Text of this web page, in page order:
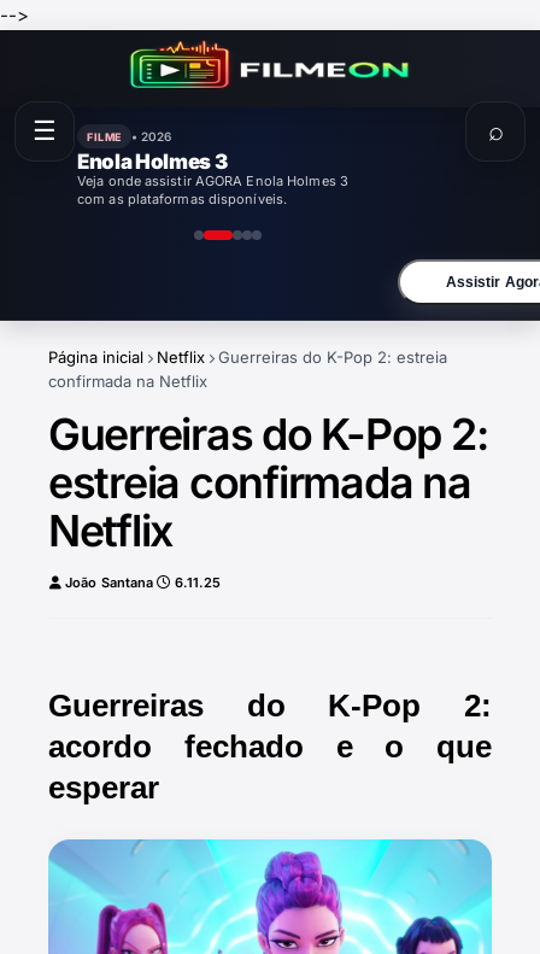
-->
FILME • 2026
Enola Holmes 3
Veja onde assistir AGORA Enola Holmes 3
com as plataformas disponíveis.
Assistir
Página inicial Netflix
Guerreiras do K-Pop 2: estreia
confirmada na Netflix
Guerreiras do K-Pop 2:
estreia confirmada na
Netflix
João Santana 6.11.25
Guerreiras do K-Pop 2:
acordo fechado e o que
esperar
☰ ⌕